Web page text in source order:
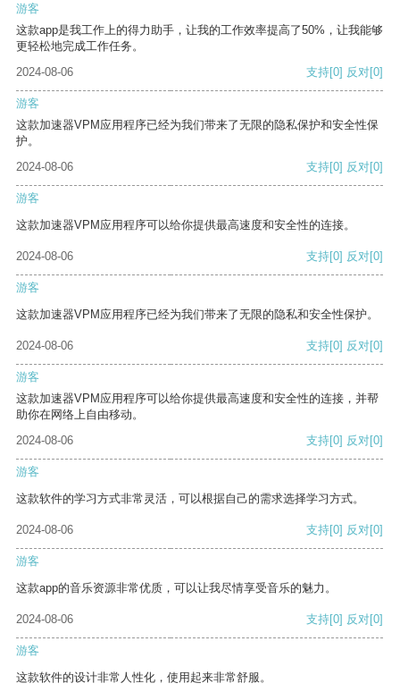
游客
这款app是我工作上的得力助手，让我的工作效率提高了50%，让我能够
更轻松地完成工作任务。
2024-08-06
支持[0] 反对[0]
游客
这款加速器VPM应用程序已经为我们带来了无限的隐私保护和安全性保
护。
2024-08-06
支持[0] 反对[0]
游客
这款加速器VPM应用程序可以给你提供最高速度和安全性的连接。
2024-08-06 支持[0] 反对[0]
游客
这款加速器VPM应用程序已经为我们带来了无限的隐私和安全性保护。
2024-08-06 支持[0] 反对[0]
游客
这款加速器VPM应用程序可以给你提供最高速度和安全性的连接，并帮
助你在网络上自由移动。
2024-08-06
支持[0] 反对[0]
游客
这款软件的学习方式非常灵活，可以根据自己的需求选择学习方式。
2024-08-06 支持[0] 反对[0]
游客
这款app的音乐资源非常优质，可以让我尽情享受音乐的魅力。
2024-08-06 支持[0] 反对[0]
游客
这款软件的设计非常人性化，使用起来非常舒服。